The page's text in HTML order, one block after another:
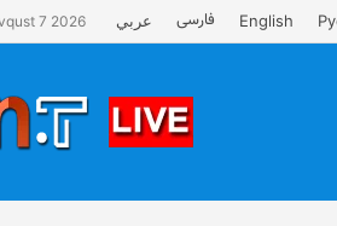
7 2026 عربي فارسی English